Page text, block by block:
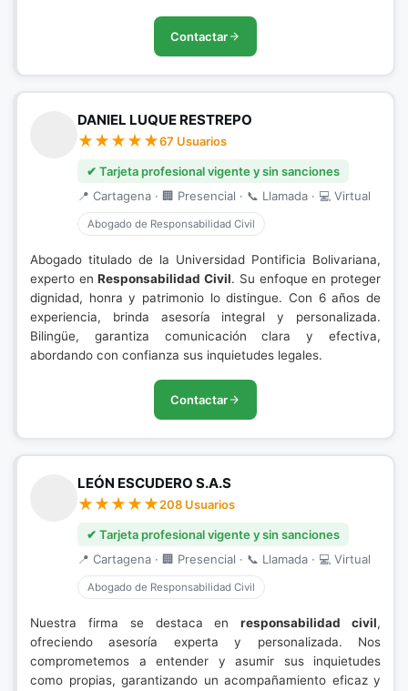
Contactar
DANIEL LUQUE RESTREPO
67 Usuarios
✔ Tarjeta profesional vigente y sin sanciones
📍 Cartagena · 🏢 Presencial · 📞 Llamada · 💻 Virtual
Abogado de Responsabilidad Civil
Abogado titulado de la Universidad Pontificia Bolivariana,
experto enResponsabilidad Civil. Su enfoque en proteger
dignidad, honra y patrimonio lo distingue. Con 6 años de
experiencia, brinda asesoría integral y personalizada.
Bilingüe, garantiza comunicación clara y efectiva,
abordando con confianza sus inquietudes legales.
Contactar
LEÓN ESCUDERO S.A.S
208 Usuarios
✔ Tarjeta profesional vigente y sin sanciones
📍 Cartagena · 🏢 Presencial · 📞 Llamada · 💻 Virtual
Abogado de Responsabilidad Civil
Nuestra firma se destaca enresponsabilidad civil,
ofreciendo asesoría experta y personalizada. Nos
comprometemos a entender y asumir sus inquietudes
como propias, garantizando un acompañamiento eficaz y